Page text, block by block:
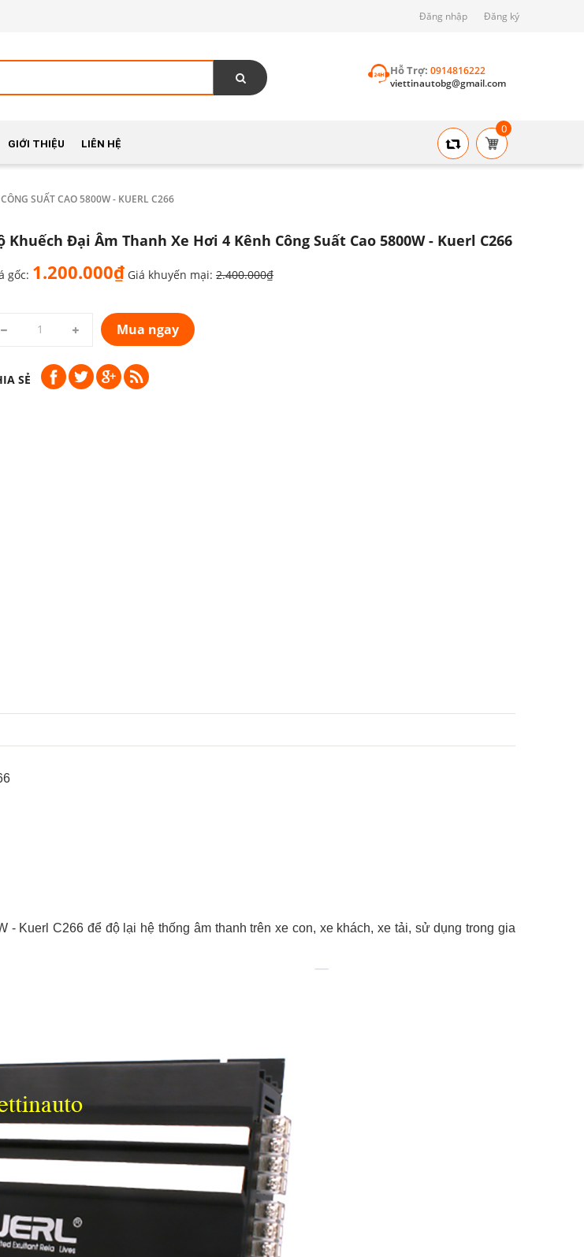
Đăng nhập Đăng ký
Hỗ Trợ:0914816222
viettinautobg@gmail.com
GIỚI THIỆU LIÊN HỆ
0
SUẤT CAO 5800W - KUERL C266
Khuếch Đại Âm Thanh Xe Hơi 4 Kênh Công Suất Cao 5800W - Kuerl C266
gốc: 1.200.000₫ Giá khuyến mại: 2.400.000₫
Mua ngay
SẺ
- Kuerl C266 để độ lại hệ thống âm thanh trên xe con, xe khách, xe tải, sử dụng trong gia